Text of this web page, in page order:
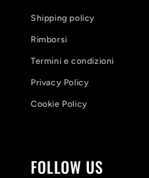
Shipping policy
Rimborsi
Termini e condizioni
Privacy Policy
Cookie Policy
FOLLOW US